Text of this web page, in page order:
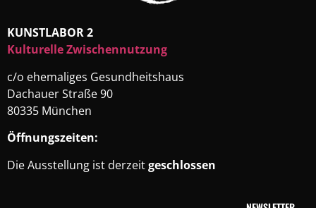
KUNSTLABOR 2
Kulturelle Zwischennutzung
c/o ehemaliges Gesundheitshaus
Dachauer Straße 90
80335 München
Öffnungszeiten:
Die Ausstellung ist derzeitgeschlossen